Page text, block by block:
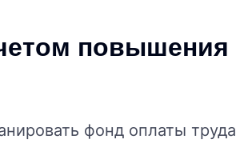
повышения
фонд оплаты труда